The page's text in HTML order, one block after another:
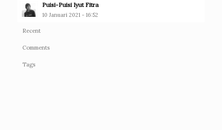
Puisi-Puisi Iyut Fitra
10 Januari 2021 - 16:52
Recent
Comments
Tags